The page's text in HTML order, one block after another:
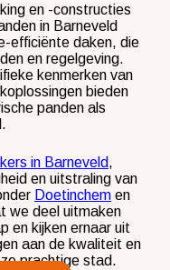
en -constructies
in Barneveld
efficiënte daken, die
en regelgeving.
kenmerken van
bieden
panden als
in Barneveld,
en uitstraling van
Doetinchem en
we deel uitmaken
en kijken ernaar uit
aan de kwaliteit en
prachtige stad.